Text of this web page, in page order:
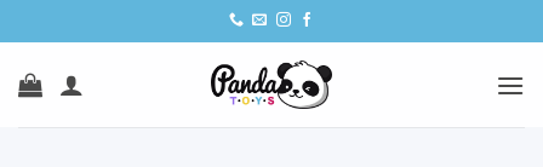
to
content